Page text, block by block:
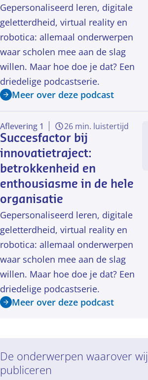
Gepersonaliseerd leren, digitale
geletterdheid, virtual reality en
robotica: allemaal onderwerpen
waar scholen mee aan de slag
willen. Maar hoe doe je dat? Een
driedelige podcastserie.
Meer over deze podcast
Succesfactor bij
innovatietraject:
betrokkenheid en
enthousiasme in de hele
organisatie
Gepersonaliseerd leren, digitale
geletterdheid, virtual reality en
robotica: allemaal onderwerpen
waar scholen mee aan de slag
willen. Maar hoe doe je dat? Een
driedelige podcastserie.
Aflevering 1 26 min. luistertijd
Meer over deze podcast
De onderwerpen waarover wij
publiceren